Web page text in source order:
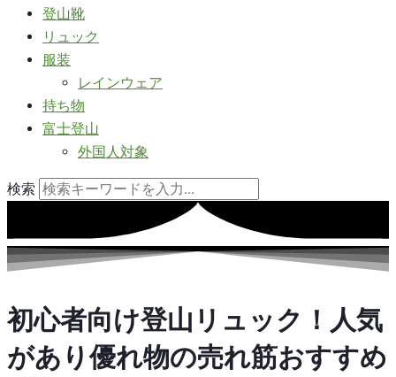
登山靴
リュック
服装
レインウェア
持ち物
富士登山
外国人対象
検索
初心者向け登山リュック！人気
があり優れ物の売れ筋おすすめ